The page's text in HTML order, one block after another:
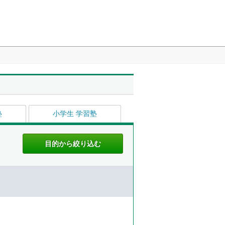
小学生 学習塾